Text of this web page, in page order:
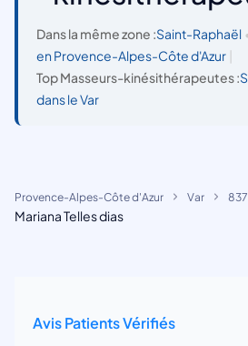
Dans la même zone :Saint-Raphaël
en Provence-Alpes-Côte d'Azur
Top Masseurs-kinésithérapeutes :
dans le Var
Provence-Alpes-Côte d'Azur Var
Mariana Telles dias
Avis Patients Vérifiés